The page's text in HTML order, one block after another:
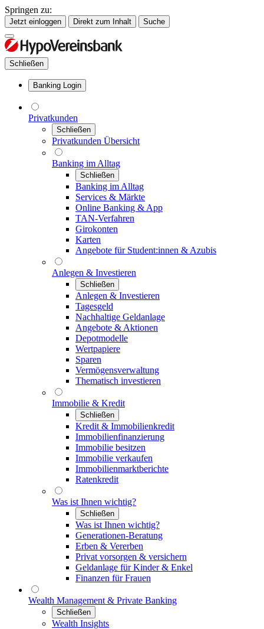
Springen zu:
Jetzt einloggen Direkt zum Inhalt Suche
Schließen
Banking Login
Privatkunden
Schließen
Privatkunden Übersicht
Banking im Alltag
Schließen
Banking im Alltag
Services & Märkte
Online Banking & App
TAN-Verfahren
Girokonten
Karten
Angebote für Student:innen & Azubis
Anlegen & Investieren
Schließen
Anlegen & Investieren
Tagesgeld
Nachhaltige Geldanlage
Angebote & Aktionen
Depotmodelle
Wertpapiere
Sparen
Vermögensverwaltung
Thematisch investieren
Immobilie & Kredit
Schließen
Kredit & Immobilienkredit
Immobilienfinanzierung
Immobilie besitzen
Immobilie verkaufen
Immobilienmarktberichte
Ratenkredit
Was ist Ihnen wichtig?
Schließen
Was ist Ihnen wichtig?
Generationen-Beratung
Erben & Vererben
Privat vorsorgen & versichern
Geldanlage für Kinder & Enkel
Finanzen für Frauen
Wealth Management & Private Banking
Schließen
Wealth Insights